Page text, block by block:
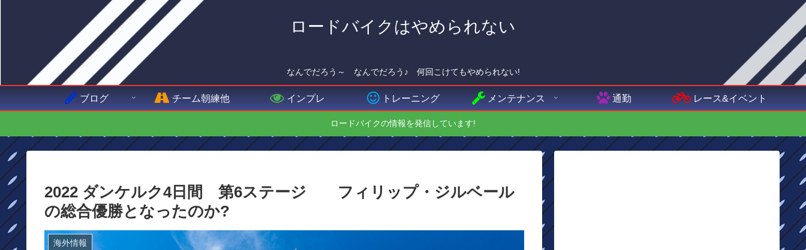
ロードバイクはやめられない
なんでだろう～ なんでだろう♪ 何回こけてもやめられない!
ブログ チーム朝練他 インプレ トレーニング メンテナンス 通勤 レース&イベント
ロードバイクの情報を発信しています!
2022 ダンケルク4日間 第6ステージ フィリップ・ジルベール
の総合優勝となったのか?
海外情報